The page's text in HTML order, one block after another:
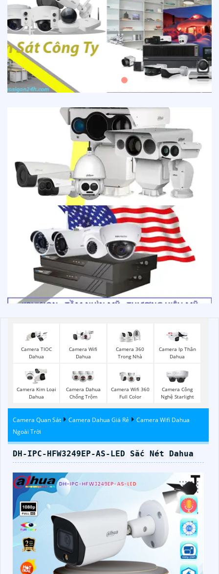
Camera TIOC
Dahua
Camera Wifi
Dahua
Camera 360
Trong Nhà
Camera Ip Thân
Dahua
Camera Kim Loại
Dahua
Camera Dahua
Chống Trộm
Camera Wifi 360
Full Color
Camera Công
Nghệ Starlight
Camera Quan Sát Camera Dahua Giá Rẻ
Camera Wifi Dahua
Ngoài Trời
DH-IPC-HFW3249EP-AS-LED Sắc Nét Dahua